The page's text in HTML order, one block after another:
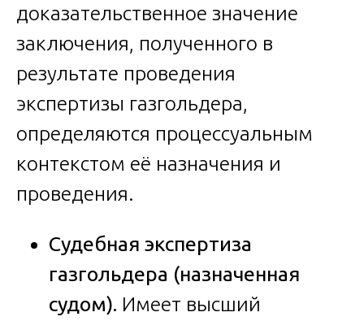
доказательственное значение
заключения, полученного в
результате проведения
экспертизы газгольдера,
определяются процессуальным
контекстом её назначения и
проведения.
Судебная экспертиза
газгольдера (назначенная
судом). Имеет высший